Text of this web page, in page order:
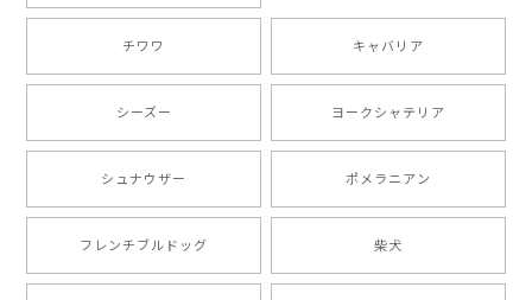
【 自然に囲まれた ダックスフンド 】 キャニスター 保存容器 お家用 プレゼント 犬 ペット うちの子 犬グッズ
【 ボーダーコリー 水彩画風 毛色4色 】 手帳 スマホケース 犬 うちの子 iPhone & Android
チワワ キャバリア
シーズー ヨークシャテリア
シュナウザー ポメラニアン
フレンチブルドッグ 柴犬